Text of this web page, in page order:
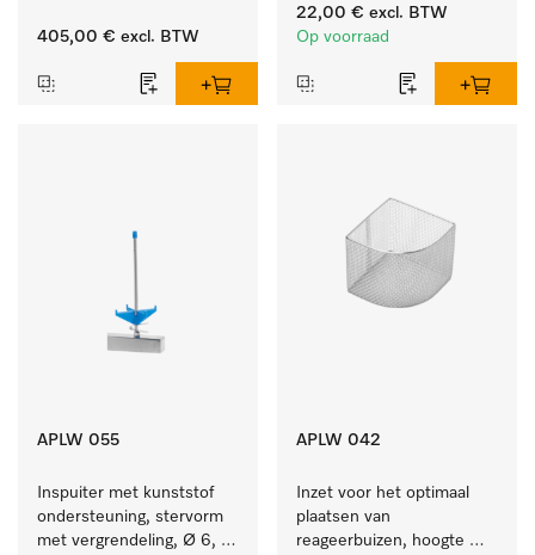
405,00 € excl. BTW
22,00 € excl. BTW
Op voorraad
APLW 055
Inspuiter met kunststof
ondersteuning, stervorm
met vergrendeling, Ø 6,
APLW 042
Inzet voor het optimaal
plaatsen van
reageerbuizen, hoogte